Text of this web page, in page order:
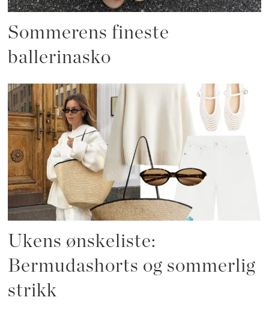
Sommerens fineste
ballerinasko
Ukens ønskeliste:
Bermudashorts og sommerlig
strikk